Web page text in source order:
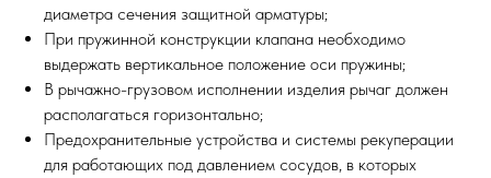
диаметра сечения защитной арматуры;
При пружинной конструкции клапана необходимо
выдержать вертикальное положение оси пружины;
В рычажно-грузовом исполнении изделия рычаг должен
располагаться горизонтально;
Предохранительные устройства и системы рекуперации
для работающих под давлением сосудов, в которых